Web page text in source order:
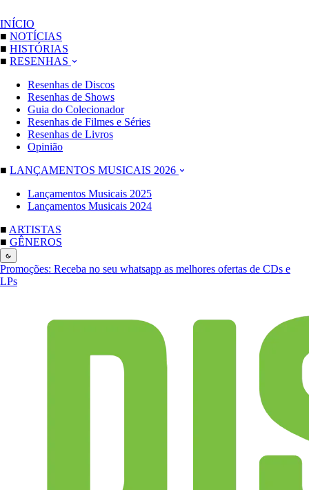
INÍCIO
■ NOTÍCIAS
■ HISTÓRIAS
■ RESENHAS
Resenhas de Discos
Resenhas de Shows
Guia do Colecionador
Resenhas de Filmes e Séries
Resenhas de Livros
Opinião
■ LANÇAMENTOS MUSICAIS 2026
Lançamentos Musicais 2025
Lançamentos Musicais 2024
■ ARTISTAS
■ GÊNEROS
Promoções: Receba no seu whatsapp as melhores ofertas de CDs e
LPs